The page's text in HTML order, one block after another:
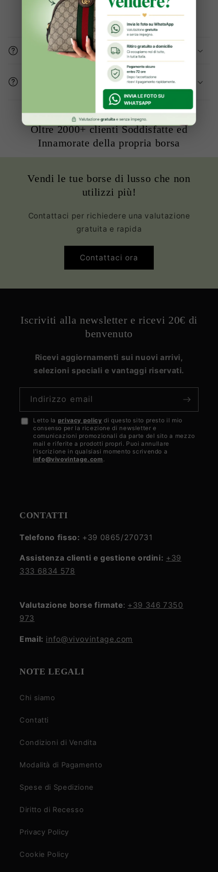
Domande frequenti
Gli articoli sono originali?
Come mi assicurate che le condizioni del
prodotto sono buone?
Oltre 2000+ clienti Soddisfatte ed
Innamorate della propria borsa
Vendi le tue borse di lusso che non
utilizzi più!
Contattaci per richiedere una valutazione
gratuita e rapida
Contattaci ora
Iscriviti alla newsletter e ricevi 20€ di
benvenuto
Ricevi aggiornamenti sui nuovi arrivi,
selezioni speciali e vantaggi riservati.
Indirizzo email
Accetto
privacy
policy
Letto la privacy policy di questo sito presto il mio
consenso per la ricezione di newsletter e
comunicazioni promozionali da parte del sito a mezzo
mail e riferite a prodotti propri. Puoi annullare
l'iscrizione in qualsiasi momento scrivendo a
info@vivovintage.com .
CONTATTI
Telefono fisso: +39 0865/270731
Assistenza clienti e gestione ordini: +39
333 6834 578
Valutazione borse firmate: +39 346 7350
973
Email: info@vivovintage.com
NOTE LEGALI
Chi siamo
Contatti
Condizioni di Vendita
Modalità di Pagamento
Spese di Spedizione
Diritto di Recesso
Privacy Policy
Cookie Policy